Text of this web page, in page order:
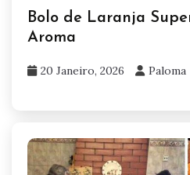
Bolo de Laranja
Aroma
20 Janeiro, 2026 Paloma